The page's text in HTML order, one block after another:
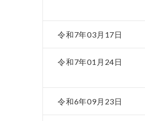
令和7年03月17日
令和7年01月24日
令和6年09月23日